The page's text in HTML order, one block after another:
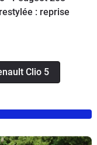
: reprise
Clio 5